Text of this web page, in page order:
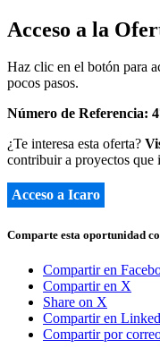
Acceso a la
Haz clic en el botón para
pocos pasos.
Número de Referencia:
¿Te interesa esta oferta?
contribuir a proyectos que
Acceso a Icaro
Comparte esta oportunidad
Compartir en
Compartir en X
Share on X
Compartir en
Compartir por